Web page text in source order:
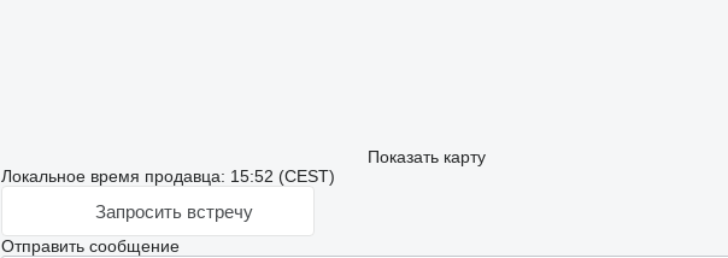
Показать карту
Локальное время продавца: 15:52 (CEST)
Запросить встречу
Отправить сообщение